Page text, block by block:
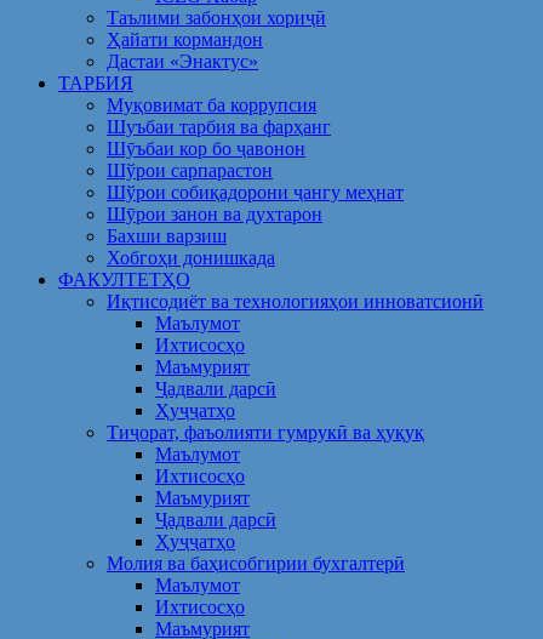
Таълими забонҳои хориҷӣ
Ҳайати кормандон
Дастаи «Энактус»
ТАРБИЯ
Муқовимат ба коррупсия
Шуъбаи тарбия ва фарҳанг
Шӯъбаи кор бо ҷавонон
Шўрои сарпарастон
Шўрои собиқадорони ҷангу меҳнат
Шӯрои занон ва духтарон
Бахши варзиш
Хобгоҳи донишкада
ФАКУЛТЕТҲО
Иқтисодиёт ва технологияҳои инноватсионӣ
Маълумот
Ихтисосҳо
Маъмурият
Ҷадвали дарсӣ
Ҳуҷҷатҳо
Тиҷорат, фаъолияти гумрукӣ ва ҳуқуқ
Маълумот
Ихтисосҳо
Маъмурият
Ҷадвали дарсӣ
Ҳуҷҷатҳо
Молия ва баҳисобгирии бухгалтерӣ
Маълумот
Ихтисосҳо
Маъмурият